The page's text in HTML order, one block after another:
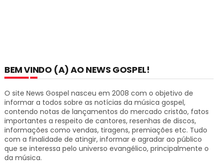
BEM VINDO (A) AO NEWS GOSPEL!
O site News Gospel nasceu em 2008 com o objetivo de
informar a todos sobre as notícias da música gospel,
contendo notas de lançamentos do mercado cristão, fatos
importantes a respeito de cantores, resenhas de discos,
informações como vendas, tiragens, premiações etc. Tudo
com a finalidade de atingir, informar e agradar ao público
que se interessa pelo universo evangélico, principalmente o
da música.